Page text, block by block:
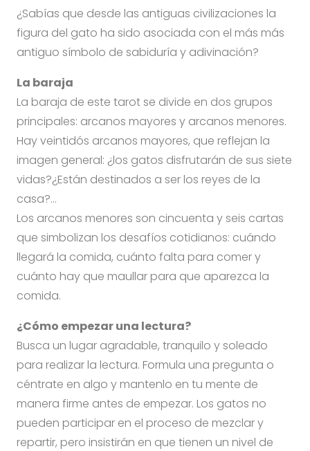
¿Sabías que desde las antiguas civilizaciones la
figura del gato ha sido asociada con el más más
antiguo símbolo de sabiduría y adivinación?
La baraja
La baraja de este tarot se divide en dos grupos
principales: arcanos mayores y arcanos menores.
Hay veintidós arcanos mayores, que reflejan la
imagen general: ¿los gatos disfrutarán de sus siete
vidas?¿Están destinados a ser los reyes de la
casa?…
Los arcanos menores son cincuenta y seis cartas
que simbolizan los desafíos cotidianos: cuándo
llegará la comida, cuánto falta para comer y
cuánto hay que maullar para que aparezca la
comida.
¿Cómo empezar una lectura?
Busca un lugar agradable, tranquilo y soleado
para realizar la lectura. Formula una pregunta o
céntrate en algo y mantenlo en tu mente de
manera firme antes de empezar. Los gatos no
pueden participar en el proceso de mezclar y
repartir, pero insistirán en que tienen un nivel de